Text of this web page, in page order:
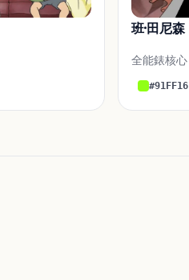
班·田尼森
全能錶核心
#91FF16